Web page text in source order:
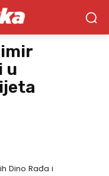
u
Dino Rađa i